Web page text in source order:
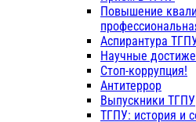
Повышение
Аспирантура
Научные
Стоп-коррупция!
Антитеррор
Выпускники ТГПУ
ТГПУ: история и